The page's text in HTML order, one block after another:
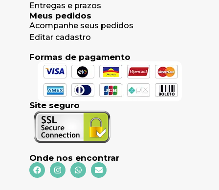
Entregas e prazos
Meus pedidos
Acompanhe seus pedidos
Editar cadastro
Formas de pagamento
Site seguro
Onde nos encontrar